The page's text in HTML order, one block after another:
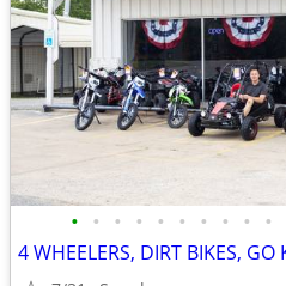
• • • • • • • • • •